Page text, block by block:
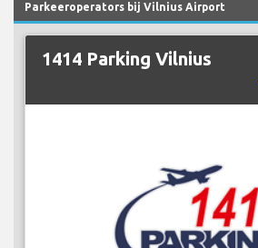
Parkeeroperators bij Vilnius Airport
1414 Parking Vilnius